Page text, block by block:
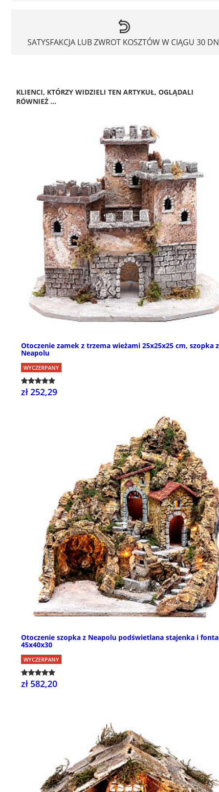
SATYSFAKCJA LUB ZWROT KOSZTÓW W CIĄGU 30
KLIENCI, KTÓRZY WIDZIELI TEN ARTYKUŁ, OGLĄDALI
RÓWNIEŻ ...
Otoczenie zamek z trzema wieżami 25x25x25 cm, szopka z
Neapolu
WYCZERPANY
zł 252,29
Otoczenie szopka z Neapolu podświetlana stajenka i
45x40x30
WYCZERPANY
zł 582,20